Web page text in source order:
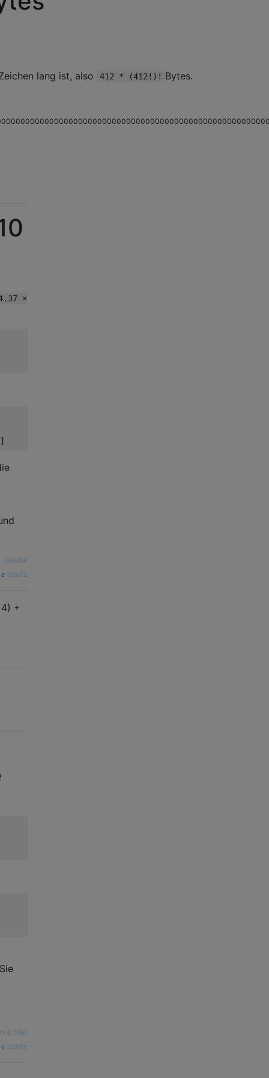
lang ist, also 412 * (412!)! Bytes.
×
Jakube
quelle
+
Ender
quelle